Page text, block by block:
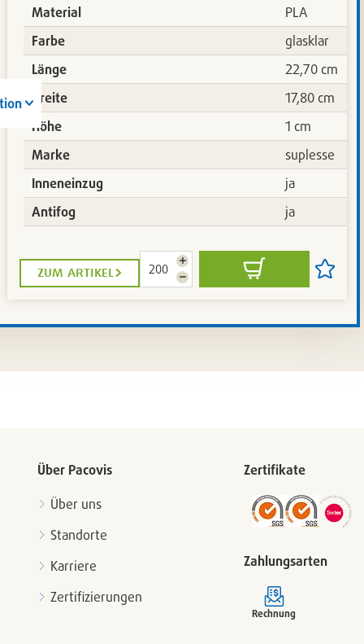
Material
PLA
Farbe
glasklar
Länge
22,70 cm
Breite
17,80 cm
Höhe
1 cm
Marke
suplesse
Inneneinzug
ja
Antifog
ja
zum artikel
Menge
Menge
erhöhen
In
den
Artikel
setzen
Über Pacovis
Über uns
Standorte
Karriere
Zertifizierungen
Zertifikate
Zahlungsarten
Rechnung